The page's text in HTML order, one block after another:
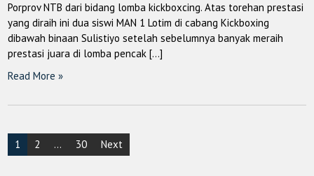
Porprov NTB dari bidang lomba kickboxcing. Atas torehan prestasi
yang diraih ini dua siswi MAN 1 Lotim di cabang Kickboxing
dibawah binaan Sulistiyo setelah sebelumnya banyak meraih
prestasi juara di lomba pencak […]
Read More »
Posts
pagination
1 2 … 30 Next